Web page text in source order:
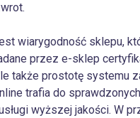
wiarygodność sklepu,
przez e-sklep
także prostotę systemu
trafia do
wyższej jakości. W